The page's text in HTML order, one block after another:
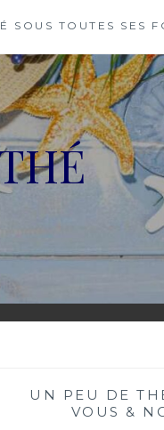
SOUS TOUTES SES
UN PEU DE
VOUS &